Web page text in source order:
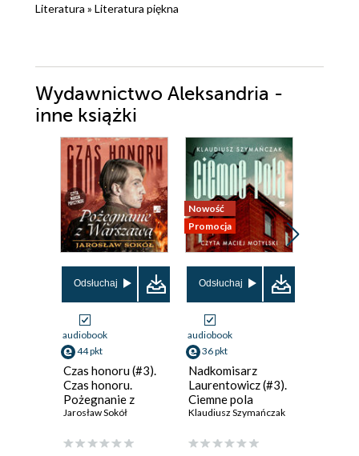
Literatura » Literatura piękna
Wydawnictwo Aleksandria -
inne książki
Odsłuchaj
audiobook
44 pkt
Czas honoru (#3).
Czas honoru.
Pożegnanie z
Warszawą
Jarosław Sokół
Nowość
Promocja
Odsłuchaj
audiobook
36 pkt
Nadkomisarz
Laurentowicz (#3).
Ciemne pola
Klaudiusz Szymańczak